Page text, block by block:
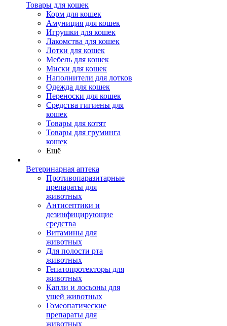
Товары для кошек
Корм для кошек
Амуниция для кошек
Игрушки для кошек
Лакомства для кошек
Лотки для кошек
Мебель для кошек
Миски для кошек
Наполнители для лотков
Одежда для кошек
Переноски для кошек
Средства гигиены для
кошек
Товары для котят
Товары для груминга
кошек
Ещё
Ветеринарная аптека
Противопаразитарные
препараты для
животных
Антисептики и
дезинфицирующие
средства
Витамины для
животных
Для полости рта
животных
Гепатопротекторы для
животных
Капли и лосьоны для
ушей животных
Гомеопатические
препараты для
животных